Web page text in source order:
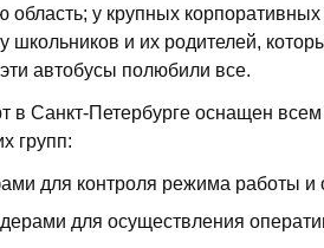
область; у крупных
школьников и их родителей,
эти автобусы полюбили все.
в Санкт-Петербурге оснащен
групп:
для контроля режима работы и
для осуществления